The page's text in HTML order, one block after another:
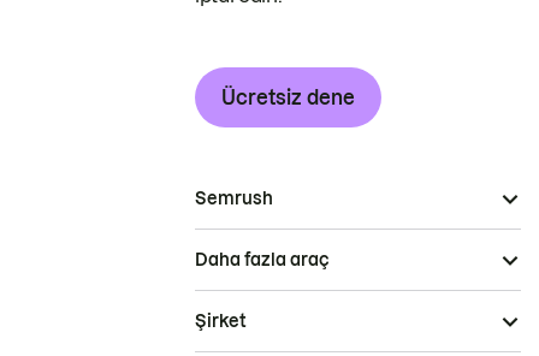
Ücretsiz dene
Semrush
Daha fazla araç
Şirket